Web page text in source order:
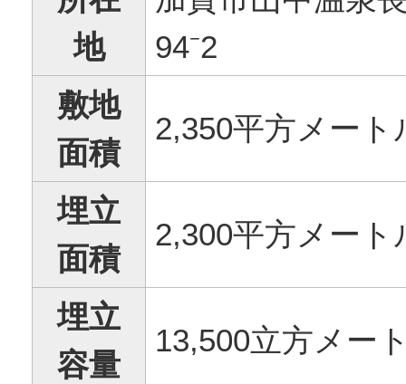
地
94⁻2
敷地
面積
2,350平方メート
埋立
面積
2,300平方メート
埋立
容量
13,500立方メー